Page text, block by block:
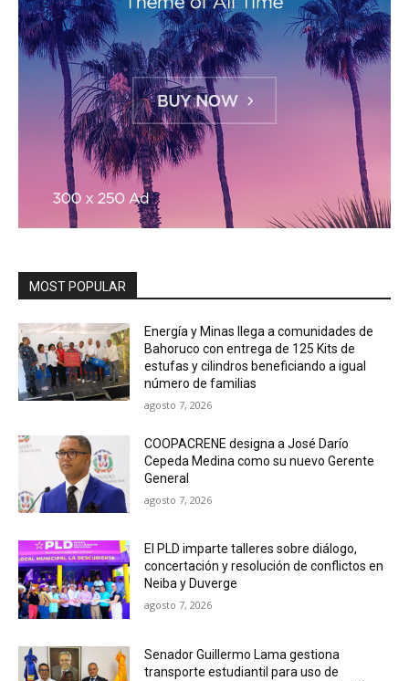
MOST POPULAR
Energía y Minas llega a comunidades de
Bahoruco con entrega de 125 Kits de
estufas y cilindros beneficiando a igual
número de familias
agosto 7, 2026
COOPACRENE designa a José Darío
Cepeda Medina como su nuevo Gerente
General
agosto 7, 2026
El PLD imparte talleres sobre diálogo,
concertación y resolución de conflictos en
Neiba y Duverge
agosto 7, 2026
Senador Guillermo Lama gestiona
transporte estudiantil para uso de